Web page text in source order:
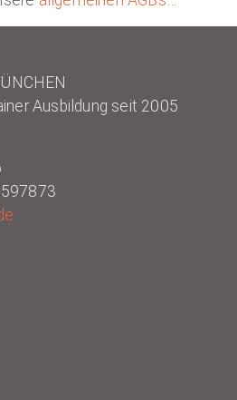
Ausbildung seit 2005